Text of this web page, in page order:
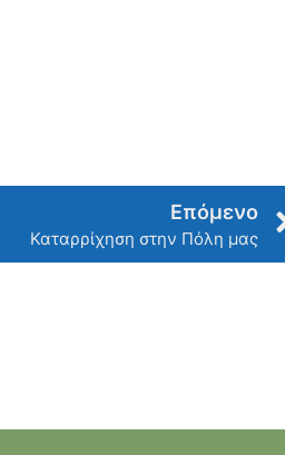
Επόμενο
Καταρρίχηση στην Πόλη μας